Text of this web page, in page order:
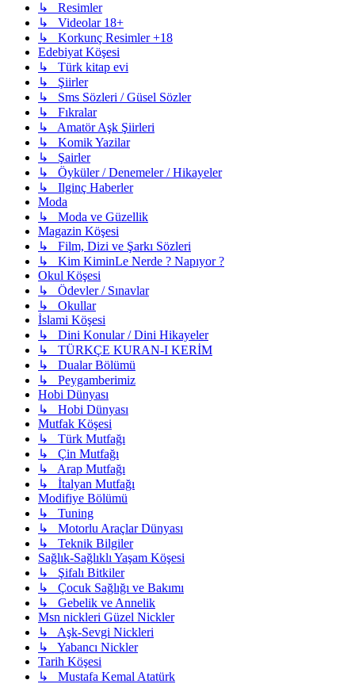
↳ Resimler
↳ Videolar 18+
↳ Korkunç Resimler +18
Edebiyat Köşesi
↳ Türk kitap evi
↳ Şiirler
↳ Sms Sözleri / Güsel Sözler
↳ Fıkralar
↳ Amatör Aşk Şiirleri
↳ Komik Yazilar
↳ Şairler
↳ Öyküler / Denemeler / Hikayeler
↳ Ilginç Haberler
Moda
↳ Moda ve Güzellik
Magazin Köşesi
↳ Film, Dizi ve Şarkı Sözleri
↳ Kim KiminLe Nerde ? Napıyor ?
Okul Köşesi
↳ Ödevler / Sınavlar
↳ Okullar
İslami Köşesi
↳ Dini Konular / Dini Hikayeler
↳ TÜRKÇE KURAN-I KERİM
↳ Dualar Bölümü
↳ Peygamberimiz
Hobi Dünyası
↳ Hobi Dünyası
Mutfak Köşesi
↳ Türk Mutfağı
↳ Çin Mutfağı
↳ Arap Mutfağı
↳ İtalyan Mutfağı
Modifiye Bölümü
↳ Tuning
↳ Motorlu Araçlar Dünyası
↳ Teknik Bilgiler
Sağlık-Sağlıklı Yaşam Köşesi
↳ Şifalı Bitkiler
↳ Çocuk Sağlığı ve Bakımı
↳ Gebelik ve Annelik
Msn nickleri Güzel Nickler
↳ Aşk-Sevgi Nickleri
↳ Yabancı Nickler
Tarih Köşesi
↳ Mustafa Kemal Atatürk